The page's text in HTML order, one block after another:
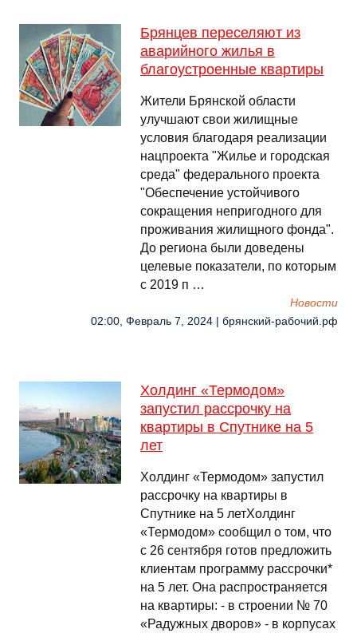
Брянцев переселяют из
аварийного жилья в
благоустроенные квартиры
Жители Брянской области
улучшают свои жилищные
условия благодаря реализации
нацпроекта "Жилье и городская
среда" федерального проекта
"Обеспечение устойчивого
сокращения непригодного для
проживания жилищного фонда".
До региона были доведены
целевые показатели, по которым
с 2019 п …
Новости
02:00, Февраль 7, 2024 | брянский-рабочий.рф
Холдинг «Термодом»
запустил рассрочку на
квартиры в Спутнике на 5
лет
Холдинг «Термодом» запустил
рассрочку на квартиры в
Спутнике на 5 летХолдинг
«Термодом» сообщил о том, что
с 26 сентября готов предложить
клиентам программу рассрочки*
на 5 лет. Она распространяется
на квартиры: - в строении № 70
«Радужных дворов» - в корпусах